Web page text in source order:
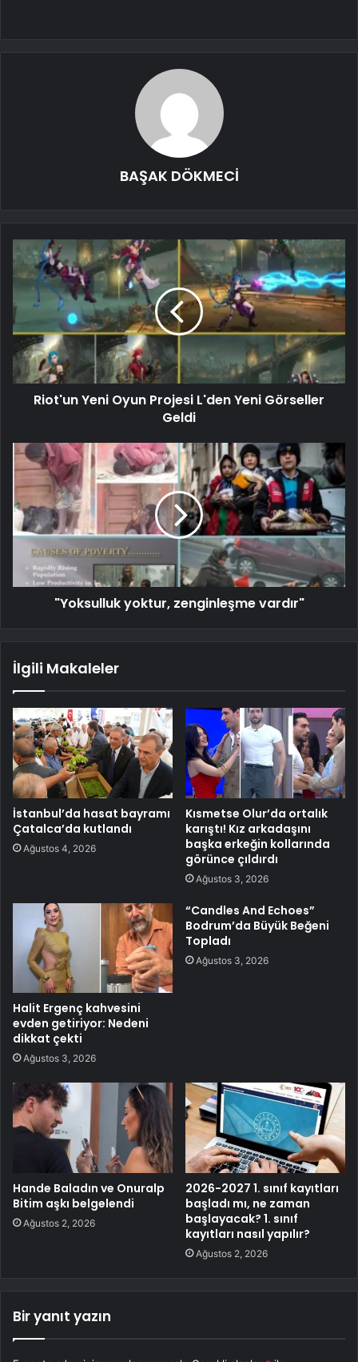
BAŞAK DÖKMECİ
Riot'un Yeni Oyun Projesi L'den Yeni Görseller
Geldi
"Yoksulluk yoktur, zenginleşme vardır"
İlgili Makaleler
İstanbul’da hasat bayramı
Çatalca’da kutlandı
Ağustos 4, 2026
Kısmetse Olur’da ortalık
karıştı! Kız arkadaşını
başka erkeğin kollarında
görünce çıldırdı
Ağustos 3, 2026
Halit Ergenç kahvesini
evden getiriyor: Nedeni
dikkat çekti
Ağustos 3, 2026
“Candles And Echoes”
Bodrum’da Büyük Beğeni
Topladı
Ağustos 3, 2026
Hande Baladın ve Onuralp
Bitim aşkı belgelendi
Ağustos 2, 2026
2026-2027 1. sınıf kayıtları
başladı mı, ne zaman
başlayacak? 1. sınıf
kayıtları nasıl yapılır?
Ağustos 2, 2026
Bir yanıt yazın